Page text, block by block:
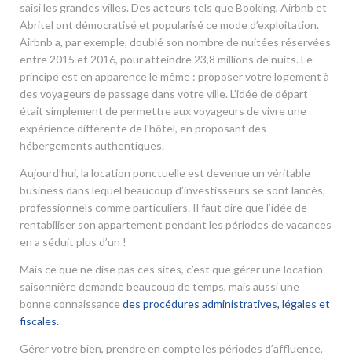
saisi les grandes villes. Des acteurs tels que Booking, Airbnb et
Abritel ont démocratisé et popularisé ce mode d’exploitation.
Airbnb a, par exemple, doublé son nombre de nuitées réservées
entre 2015 et 2016, pour atteindre 23,8 millions de nuits. Le
principe est en apparence le même : proposer votre logement à
des voyageurs de passage dans votre ville. L’idée de départ
était simplement de permettre aux voyageurs de vivre une
expérience différente de l’hôtel, en proposant des
hébergements authentiques.
Aujourd’hui, la location ponctuelle est devenue un véritable
business dans lequel beaucoup d’investisseurs se sont lancés,
professionnels comme particuliers. Il faut dire que l’idée de
rentabiliser son appartement pendant les périodes de vacances
en a séduit plus d’un !
Mais ce que ne dise pas ces sites, c’est que gérer une location
saisonnière demande beaucoup de temps, mais aussi une
bonne connaissance des procédures administratives, légales et
fiscales.
Gérer votre bien, prendre en compte les périodes d’affluence,